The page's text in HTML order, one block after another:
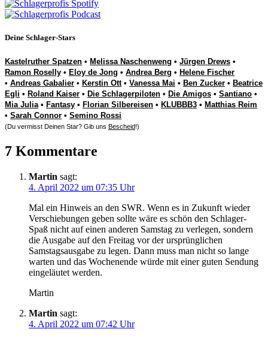
Deine Schlager-Stars
Kastelruther Spatzen • Melissa Naschenweng • Jürgen Drews •
Ramon Roselly • Eloy de Jong • Andrea Berg • Helene Fischer
• Andreas Gabalier • Kerstin Ott• Vanessa Mai • Ben Zucker • Beatrice
Egli • Roland Kaiser • Die Schlagerpiloten • Die Amigos • Santiano •
Mia Julia• Fantasy • Florian Silbereisen • KLUBBB3 • Matthias Reim
• Sarah Connor • Semino Rossi
(Du vermisst Deinen Star? Gib uns Bescheid!)
7 Kommentare
Martin sagt:
4. April 2022 um 07:35 Uhr
Mal ein Hinweis an den SWR. Wenn es in Zukunft wieder
Verschiebungen geben sollte wäre es schön den Schlager-
Spaß nicht auf einen anderen Samstag zu verlegen, sondern
die Ausgabe auf den Freitag vor der ursprünglichen
Samstagsausgabe zu legen. Dann muss man nicht so lange
warten und das Wochenende würde mit einer guten Sendung
eingeläutet werden.
Martin
Martin sagt:
4. April 2022 um 07:42 Uhr